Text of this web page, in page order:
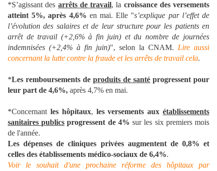
*S’agissant des arrêts de travail, la croissance des versements
atteint 5%, après 4,6% en mai. Elle "s’explique par l’effet de
l’évolution des salaires et de leur structure pour les patients en
arrêt de travail (+2,6% à fin juin) et du nombre de journées
indemnisées (+2,4% à fin juin)", selon la CNAM. Lire aussi
concernant la lutte contre la fraude et les arrêts de travail cela.
*Les remboursements de produits de santé progressent pour
leur part de 4,6%, après 4,7% en mai.
*Concernant les hôpitaux, les versements auxétablissements
sanitaires publics progressent de 4% sur les six premiers mois
de l'année.
Les dépenses de cliniques privées augmentent de 0,8% et
celles des établissements médico-sociaux de 6,4%.
Voir le souhait d'une prochaine réforme des hôpitaux par